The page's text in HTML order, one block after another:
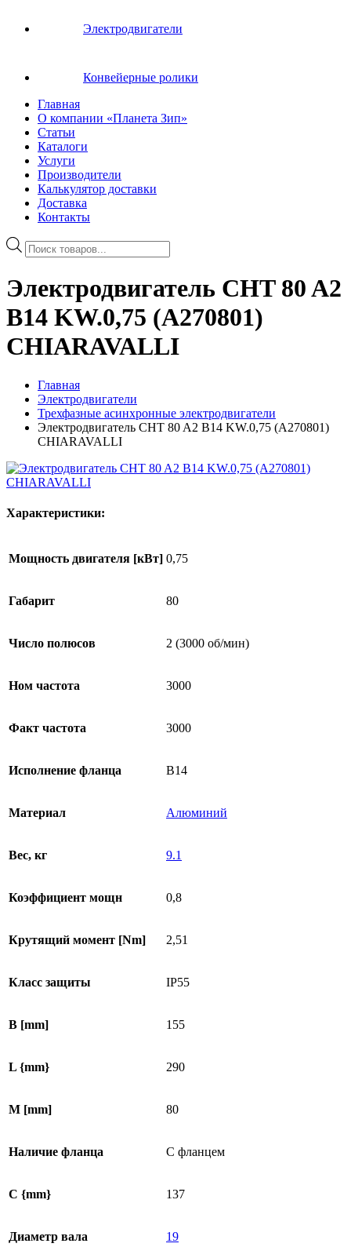
Электродвигатели
Конвейерные ролики
Главная
О компании «Планета Зип»
Статьи
Каталоги
Услуги
Производители
Калькулятор доставки
Доставка
Контакты
Поиск
товаров
Электродвигатель CHT 80 A2
B14 KW.0,75 (A270801)
CHIARAVALLI
Главная
Электродвигатели
Трехфазные асинхронные электродвигатели
Электродвигатель CHT 80 A2 B14 KW.0,75 (A270801)
CHIARAVALLI
Характеристики:
Мощность двигателя [кВт] 0,75
Габарит 80
Число полюсов 2 (3000 об/мин)
Ном частота 3000
Факт частота 3000
Исполнение фланца B14
Материал Алюминий
Вес, кг 9.1
Коэффициент мощн 0,8
Крутящий момент [Nm] 2,51
Класс защиты IP55
B [mm] 155
L {mm} 290
M [mm] 80
Наличие фланца С фланцем
C {mm} 137
Диаметр вала 19